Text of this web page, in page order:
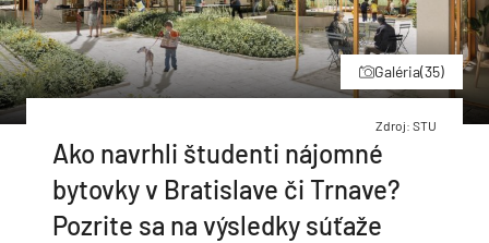
Galéria(35)
Zdroj: STU
Ako navrhli študenti nájomné
bytovky v Bratislave či Trnave?
Pozrite sa na výsledky súťaže